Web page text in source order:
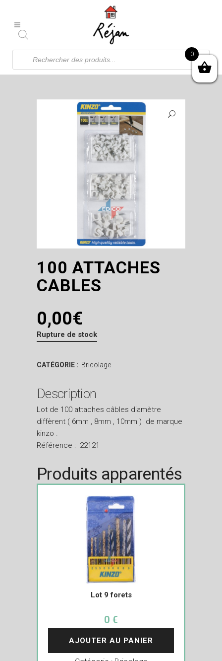
Recherche
produits
100 ATTACHES
CABLES
0,00€
Rupture de stock
CATÉGORIE : Bricolage
Description
Lot de 100 attaches câbles diamètre
diffèrent ( 6mm , 8mm , 10mm ) de marque
kinzo .
Référence : 22121
Produits apparentés
Lot 9 forets
0 €
AJOUTER AU PANIER
0